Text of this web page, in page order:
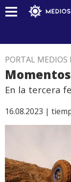
PORTAL MEDIOS
En la tercera
16.08.2023 |